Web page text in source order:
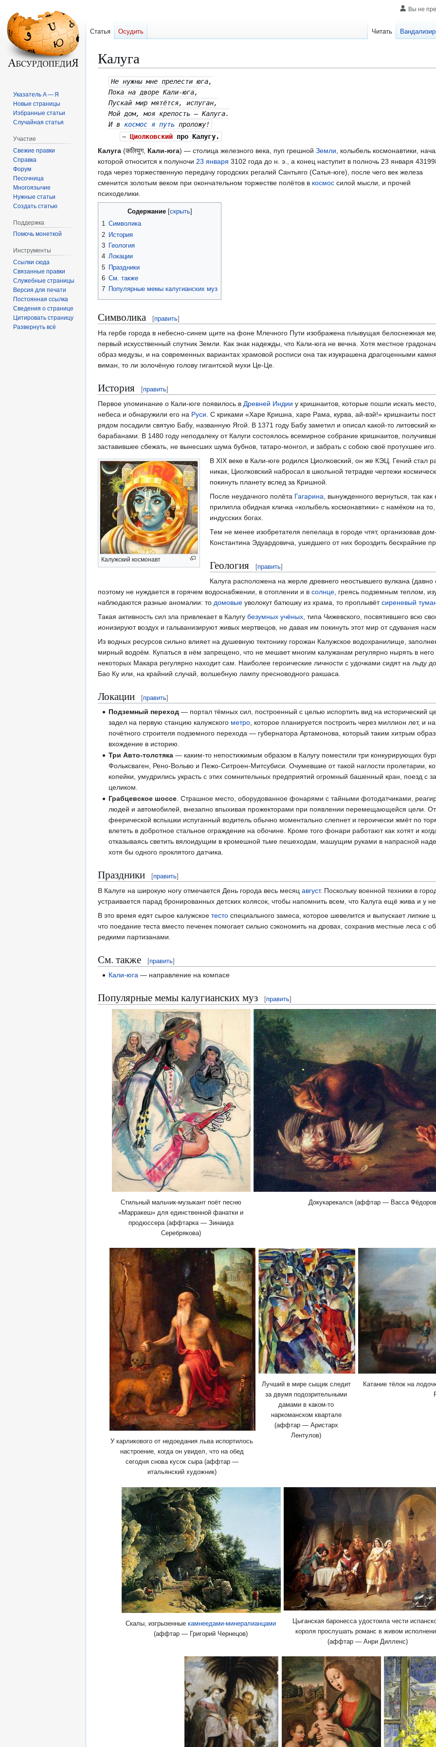
Калуга
Перейти
навигации
Перейти
поиску
Не нужны мне прелести юга,
Пока на дворе Кали-юга,
Пускай мир мятётся, испуган,
Мой дом, моя крепость — Калуга.
И в космос я путь проложу!
~ Циолковскийпро Калугу.
Калуга (कलियुग, Кали-юга) — столица железного века, пуп грешной Земли, колыбель космонавтики,
которой относится к полуночи 23 января 3102 года до н. э., а конец наступит в полночь 23 января
года через торжественную передачу городских регалий Сантьяго (Сатья-юге), после чего век железа
сменится золотым веком при окончательном торжестве полётов в космос силой мысли, и прочей
психоделики.
Содержание
1 Символика
2 История
3 Геология
4 Локации
5 Праздники
6 См. также
7 Популярные мемы калугианских муз
Символика [править]
На гербе города в небесно-синем щите на фоне Млечного Пути изображена плывущая белоснежная
первый искусственный спутник Земли. Как знак надежды, что Кали-юга не вечна. Хотя местное
образ медузы, и на современных вариантах храмовой росписи она так изукрашена драгоценными
виман, то ли золочёную голову гигантской мухи Це-Це.
История [править]
Первое упоминание о Кали-юге появилось в Древней Индии у кришнаитов, которые пошли искать
небеса и обнаружили его на Руси. С криками «Харе Кришна, харе Рама, курва, ай-вэй!» кришнаиты
рядом посадили святую Бабу, названную Ягой. В 1371 году Бабу заметил и описал какой-то литовский
барабанами. В 1480 году неподалеку от Калуги состоялось всемирное собрание кришнаитов,
заставившее сбежать, не вынесших шума бубнов, татаро-монгол, и забрать с собою своё протухшее иго.
Калужский космонавт
В XIX веке в Кали-юге родился Циолковский, он же КЭЦ. Гений стал
никак, Циолковский набросал в школьной тетрадке чертежи
покинуть планету вслед за Кришной.
После неудачного полёта Гагарина, вынужденного вернуться, так как
прилипла обидная кличка «колыбель космонавтики» с намёком на
индусских богах.
Тем не менее изобретателя пепелаца в городе чтят, организовав
Константина Эдуардовича, ушедшего от них бороздить бескрайние
Геология [править]
Калуга расположена на жерле древнего неостывшего вулкана
поэтому не нуждается в горячем водоснабжении, в отоплении и в солнце, греясь подземным теплом,
наблюдаются разные аномалии: то домовые уволокут батюшку из храма, то проплывётсиреневый
Такая активность сил зла привлекает в Калугу безумных учёных, типа Чижевского, посвятившего всю
ионизируют воздух и гальванизируют живых мертвецов, не давая им покинуть этот мир от сдувания
Из водных ресурсов сильно влияет на душевную тектонику горожан Калужское водохранилище,
мирный водоём. Купаться в нём запрещено, что не мешает многим калужанам регулярно нырять в
некоторых Макара регулярно находит сам. Наиболее героические личности с удочками сидят на льду
Бао Ку или, на крайний случай, волшебную лампу пресноводного ракшаса.
Локации [править]
Подземный переход — портал тёмных сил, построенный с целью испортить вид на исторический
задел на первую станцию калужского метро , которое планируется построить через миллион лет, и
почётного строителя подземного перехода — губернатора Артамонова, который таким хитрым
вхождение в историю.
Три Авто-толстяка — каким-то непостижимым образом в Калугу поместили три конкурирующих
Фольксваген, Рено-Вольво и Пежо-Ситроен-Митсубиси. Очумевшие от такой наглости пролетарии,
копейки, умудрились украсть с этих сомнительных предприятий огромный башенный кран, поезд с
целиком.
Грабцевское шоссе. Страшное место, оборудованное фонарями с тайными фотодатчиками,
людей и автомобилей, внезапно впыхивая прожекторами при появлении перемещающейся цели.
феерической вспышки испуганный водитель обычно моментально слепнет и героически жмёт по
влететь в добротное стальное ограждение на обочине. Кроме того фонари работают как хотят и
отказываясь светить вялоидущим в кромешной тьме пешеходам, машущим руками в напрасной
хотя бы одного проклятого датчика.
Праздники [править]
В Калуге на широкую ногу отмечается День города весь месяц август. Поскольку военной техники в
устраивается парад бронированных детских колясок, чтобы напомнить всем, что Калуга ещё жива и у
В это время едят сырое калужское тесто специального замеса, которое шевелится и выпускает липкие
что поедание теста вместо печенек помогает сильно сэкономить на дровах, сохранив местные леса с
редкими партизанами.
См. также [править]
Кали-юга — направление на компасе
Популярные мемы калугианских муз [править]
Стильный мальчик-музыкант поёт песню
«Марракеш» для единственной фанатки и
продюссера (аффтарка — Зинаида
Серебрякова)
Докукарекался (аффтар — Васса
У карликового от недоедания льва испортилось
настроение, когда он увидел, что на обед
сегодня снова кусок сыра (аффтар —
итальянский художник)
Лучший в мире сыщик следит
за двумя подозрительными
дамами в каком-то
наркоманском квартале
(аффтар — Аристарх
Лентулов)
Катание тёлок на
Скалы, изгрызенные камнеедами-минералианцами
(аффтар — Григорий Чернецов)
Цыганская баронесса удостоила чести
короля прослушать романс в живом
(аффтар — Анри Дилленс)
Вы не
Статья Осудить Читать
Указатель А — Я
Новые страницы
Избранные статьи
Случайная статья
Участие
Свежие правки
Справка
Форум
Песочница
Многоязычие
Нужные статьи
Создать статью
Поддержка
Помочь монеткой
Инструменты
Ссылки сюда
Связанные правки
Служебные страницы
Версия для печати
Постоянная ссылка
Сведения о странице
Цитировать страницу
Развернуть всё